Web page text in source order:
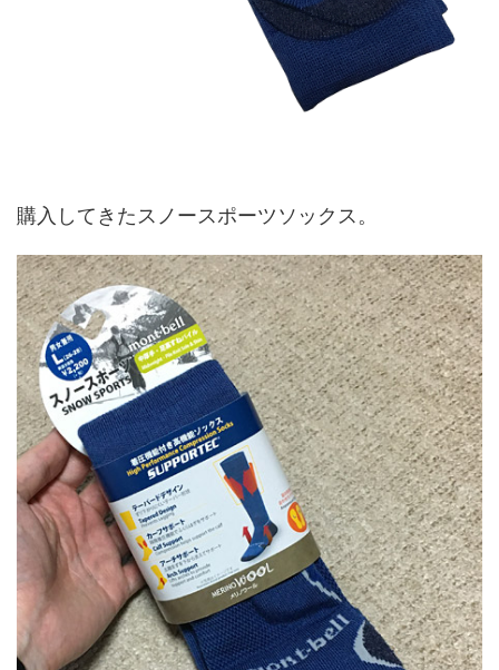
購入してきたスノースポーツソックス。